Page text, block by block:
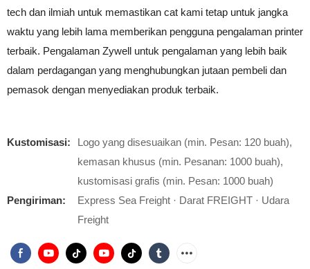
tech dan ilmiah untuk memastikan cat kami tetap untuk jangka
waktu yang lebih lama memberikan pengguna pengalaman printer
terbaik. Pengalaman Zywell untuk pengalaman yang lebih baik
dalam perdagangan yang menghubungkan jutaan pembeli dan
pemasok dengan menyediakan produk terbaik.
Kustomisasi:
Logo yang disesuaikan (min. Pesan: 120 buah),
kemasan khusus (min. Pesanan: 1000 buah),
kustomisasi grafis (min. Pesan: 1000 buah)
Pengiriman:
Express Sea Freight · Darat FREIGHT · Udara
Freight